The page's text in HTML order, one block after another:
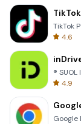
TikTok
TikTok
4.6
® SUOL
4.9
Google